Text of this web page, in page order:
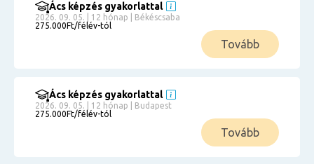
Ács képzés gyakorlattal
2026. 09. 05. | 12 hónap | Békéscsaba
275.000Ft/félév-tól
Tovább
Ács képzés gyakorlattal
2026. 09. 05. | 12 hónap | Budapest
275.000Ft/félév-tól
Tovább